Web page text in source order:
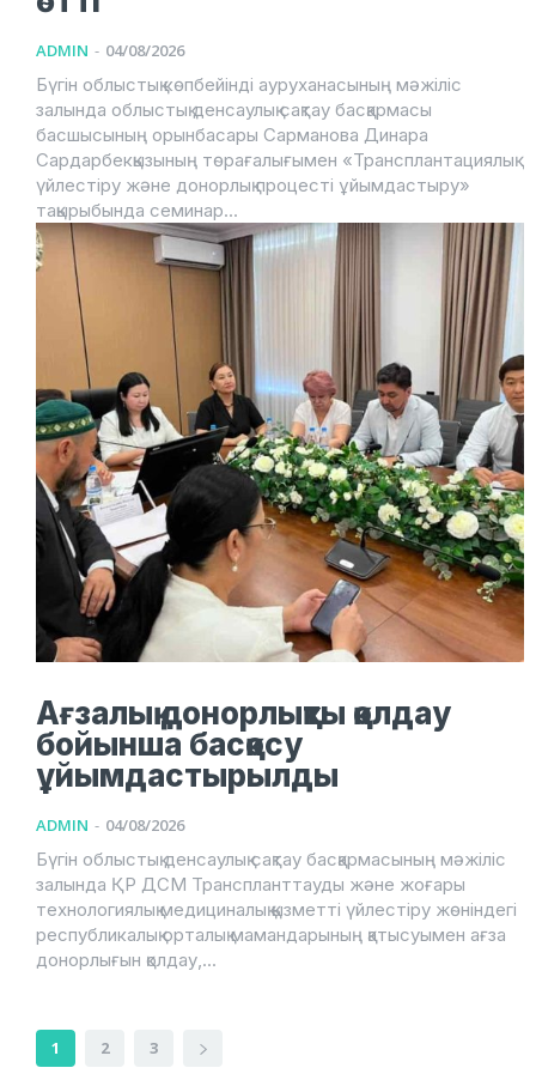
ADMIN - 04/08/2026
Бүгін облыстық көпбейінді ауруханасының мәжіліс
залында облыстық денсаулық сақтау басқармасы
басшысының орынбасары Сарманова Динара
Сардарбекқызының төрағалығымен «Трансплантациялық
үйлестіру және донорлық процесті ұйымдастыру»
тақырыбында семинар...
Ағзалық донорлықты қолдау
бойынша басқосу
ұйымдастырылды
ADMIN - 04/08/2026
Бүгiн облыстық денсаулық сақтау басқармасының мәжіліс
залында ҚР ДСМ Транспланттауды және жоғары
технологиялық медициналық қызметті үйлестіру жөніндегi
республикалық орталық мамандарының қатысуымен ағза
донорлығын қолдау,...
1 2 3